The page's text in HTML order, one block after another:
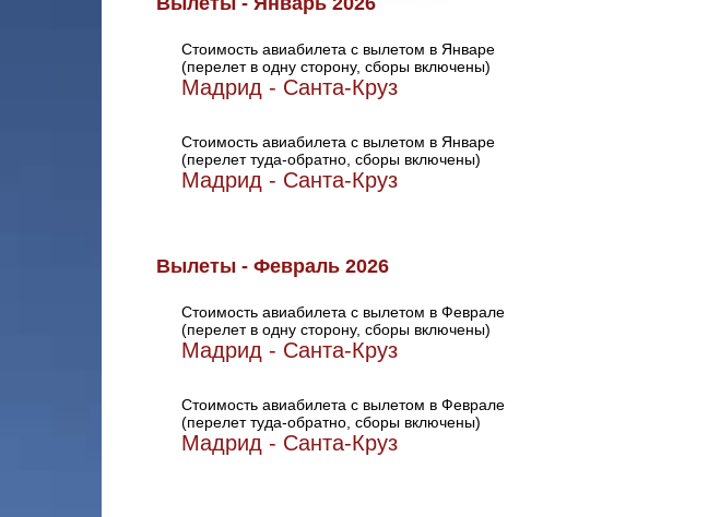
Стоимость авиабилета с вылетом в Январе
(перелет в одну сторону, сборы включены)
Мадрид - Санта-Круз
Стоимость авиабилета с вылетом в Январе
(перелет туда-обратно, сборы включены)
Мадрид - Санта-Круз
Вылеты - Февраль 2026
Стоимость авиабилета с вылетом в Феврале
(перелет в одну сторону, сборы включены)
Мадрид - Санта-Круз
Стоимость авиабилета с вылетом в Феврале
(перелет туда-обратно, сборы включены)
Мадрид - Санта-Круз